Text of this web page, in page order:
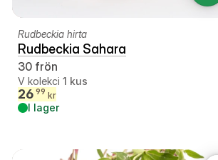
Rudbeckia hirta
Rudbeckia Sahara
30 frön
V kolekci 1 kus
26 99 kr
I lager